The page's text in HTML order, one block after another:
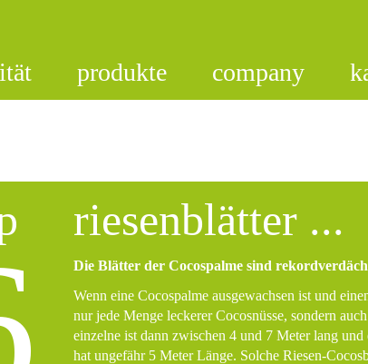
produkte company
riesenblätter ...
Die Blätter der Cocospalme sind
Wenn eine Cocospalme ausgewachsen ist und
nur jede Menge leckerer Cocosnüsse, sondern
einzelne ist dann zwischen 4 und 7 Meterlang und
hat ungefähr 5 MeterLänge. Solche Riesen-